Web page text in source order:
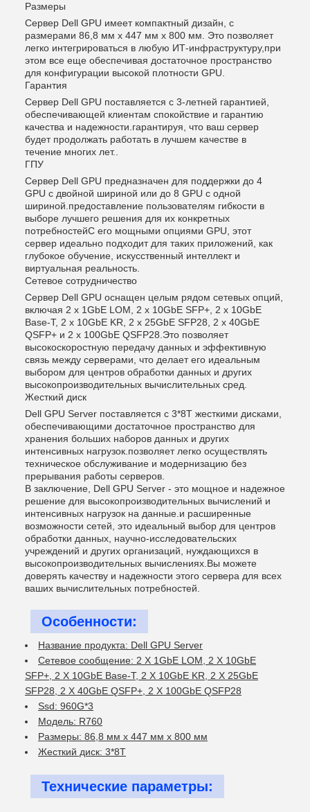
Размеры
Сервер Dell GPU имеет компактный дизайн, с
размерами 86,8 мм х 447 мм х 800 мм. Это позволяет
легко интегрироваться в любую ИТ-инфраструктуру,при
этом все еще обеспечивая достаточное пространство
для конфигурации высокой плотности GPU.
Гарантия
Сервер Dell GPU поставляется с 3-летней гарантией,
обеспечивающей клиентам спокойствие и гарантию
качества и надежности.гарантируя, что ваш сервер
будет продолжать работать в лучшем качестве в
течение многих лет..
ГПУ
Сервер Dell GPU предназначен для поддержки до 4
GPU с двойной шириной или до 8 GPU с одной
шириной.предоставление пользователям гибкости в
выборе лучшего решения для их конкретных
потребностейС его мощными опциями GPU, этот
сервер идеально подходит для таких приложений, как
глубокое обучение, искусственный интеллект и
виртуальная реальность.
Сетевое сотрудничество
Сервер Dell GPU оснащен целым рядом сетевых опций,
включая 2 x 1GbE LOM, 2 x 10GbE SFP+, 2 x 10GbE
Base-T, 2 x 10GbE KR, 2 x 25GbE SFP28, 2 x 40GbE
QSFP+ и 2 x 100GbE QSFP28.Это позволяет
высокоскоростную передачу данных и эффективную
связь между серверами, что делает его идеальным
выбором для центров обработки данных и других
высокопроизводительных вычислительных сред.
Жесткий диск
Dell GPU Server поставляется с 3*8T жесткими дисками,
обеспечивающими достаточное пространство для
хранения больших наборов данных и других
интенсивных нагрузок.позволяет легко осуществлять
техническое обслуживание и модернизацию без
прерывания работы серверов.
В заключение, Dell GPU Server - это мощное и надежное
решение для высокопроизводительных вычислений и
интенсивных нагрузок на данные.и расширенные
возможности сетей, это идеальный выбор для центров
обработки данных, научно-исследовательских
учреждений и других организаций, нуждающихся в
высокопроизводительных вычислениях.Вы можете
доверять качеству и надежности этого сервера для всех
ваших вычислительных потребностей.
Особенности:
Название продукта: Dell GPU Server
Сетевое сообщение: 2 X 1GbE LOM, 2 X 10GbE
SFP+, 2 X 10GbE Base-T, 2 X 10GbE KR, 2 X 25GbE
SFP28, 2 X 40GbE QSFP+, 2 X 100GbE QSFP28
Ssd: 960G*3
Модель: R760
Размеры: 86,8 мм х 447 мм х 800 мм
Жесткий диск: 3*8T
Технические параметры: